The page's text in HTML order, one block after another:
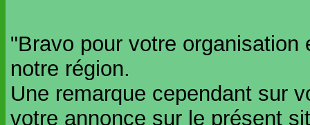
"Bravo pour votre
notre région.
Une remarque cependant sur
votre annonce sur le présent